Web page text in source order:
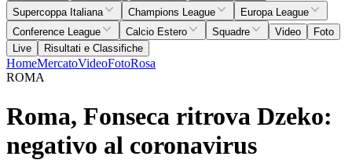
Supercoppa Italiana
Champions League
Europa League
Conference League
Calcio Estero Squadre Video
Foto
Live
Risultati e Classifiche
HomeMercatoVideoFotoRosa
ROMA
Roma, Fonseca ritrova Dzeko:
negativo al coronavirus